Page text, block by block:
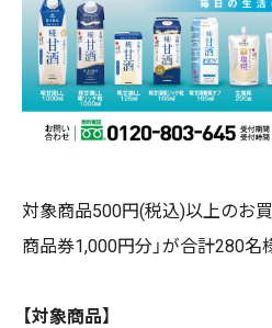
対象商品500円(税込)以上のお
商品券1,000円分」が合計280名
【対象商品】